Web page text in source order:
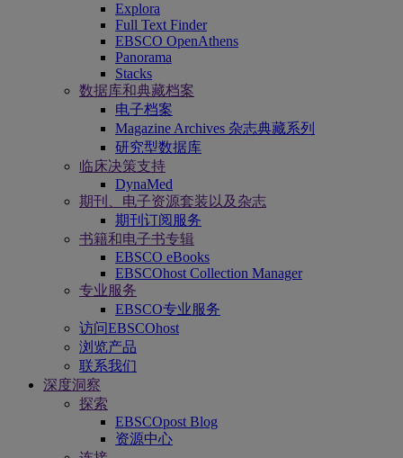
Explora
Full Text Finder
EBSCO OpenAthens
Panorama
Stacks
数据库和典藏档案
电子档案
Magazine Archives 杂志典藏系列
研究型数据库
临床决策支持
DynaMed
期刊、电子资源套装以及杂志
期刊订阅服务
书籍和电子书专辑
EBSCO eBooks
EBSCOhost Collection Manager
专业服务
EBSCO专业服务
访问EBSCOhost
浏览产品
联系我们
深度洞察
探索
EBSCOpost Blog
资源中心